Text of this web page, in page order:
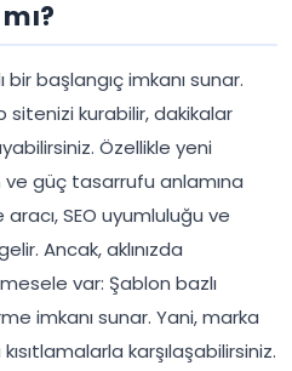
bir başlangıç imkanı sunar.
sitenizi kurabilir, dakikalar
Özellikle yeni
güç tasarrufu anlamına
SEO uyumluluğu ve
Ancak, aklınızda
var: Şablon bazlı
imkanı sunar. Yani, marka
karşılaşabilirsiniz.